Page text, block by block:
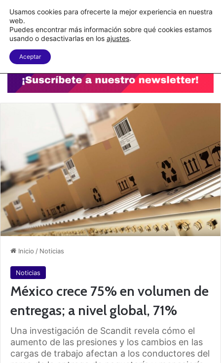
C&A México completa la implementación de su WMS en la nube
Menu
Inicio / Noticias
Noticias
México crece 75% en volumen de
entregas; a nivel global, 71%
Una investigación de Scandit revela cómo el
aumento de las presiones y los cambios en las
cargas de trabajo afectan a los conductores del
Usamos cookies para ofrecerte la mejor experiencia en nuestra
web.
Puedes encontrar más información sobre qué cookies estamos
usando o desactivarlas en los ajustes.
Aceptar